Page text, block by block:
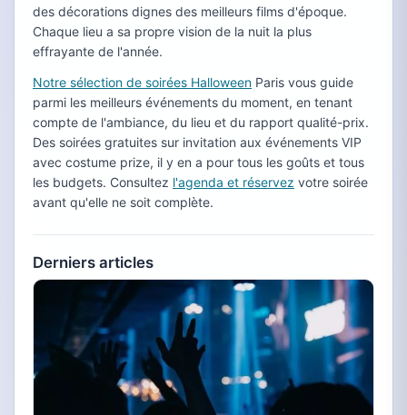
des décorations dignes des meilleurs films d'époque.
Chaque lieu a sa propre vision de la nuit la plus
effrayante de l'année.
Notre sélection de soirées Halloween Paris vous guide
parmi les meilleurs événements du moment, en tenant
compte de l'ambiance, du lieu et du rapport qualité-prix.
Des soirées gratuites sur invitation aux événements VIP
avec costume prize, il y en a pour tous les goûts et tous
les budgets. Consultez l'agenda et réservez votre soirée
avant qu'elle ne soit complète.
Derniers articles